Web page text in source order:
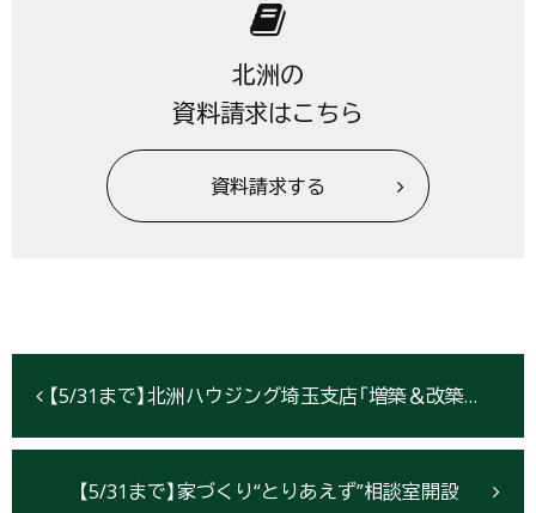
北洲の
資料請求はこちら
資料請求する
【5/31まで】北洲ハウジング埼玉支店「増築＆改築相談会」随時開催中
【5/31まで】家づくり“とりあえず”相談室開設